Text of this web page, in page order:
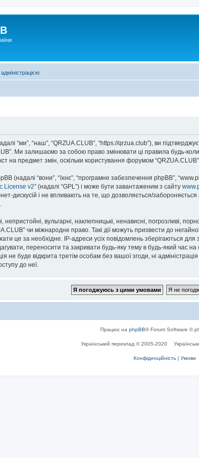
“ми”, “наш”, “QRZUA.CLUB”, “https://qrzua.club”), ви
Ми залишаємо за собою право змінювати ці правила будь-
на предмет змін, оскільки користування форумом
(надалі “вони”, “їхнє”, “програмне забезпечення phpBB”,
License v2” (надалі “GPL”) і може бути завантаженим з сайту
дискусій і не впливають на те, що дозволяється/
вульгарні, наклепницькі, ненависні, погрозливі,
чи міжнародне право. Такі дії можуть призвести до
це за необхідне. IP-адреси усіх повідомлень зберігаються
переносити та закривати будь-яку тему в будь-який час
не буде відкрита третім особам без вашої згоди, ні
до неї.
Працює на phpBB® Forum Software ©
Український переклад © 2005-2020
Конфіденційність | Умови